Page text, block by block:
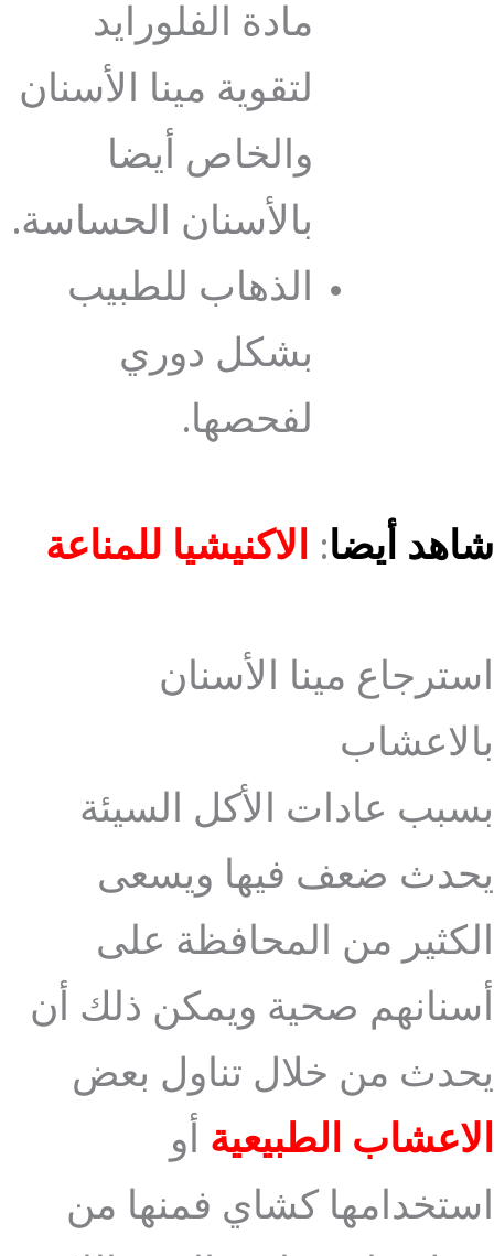
مادة الفلورايد
لتقوية مينا الأسنان
والخاص أيضا
بالأسنان الحساسة.
الذهاب للطبيب
بشكل دوري
لفحصها.
شاهد أيضا: الاكنيشيا للمناعة
استرجاع مينا الأسنان
بالاعشاب
بسبب عادات الأكل السيئة
يحدث ضعف فيها ويسعى
الكثير من المحافظة على
أسنانهم صحية ويمكن ذلك أن
يحدث من خلال تناول بعض
الاعشاب الطبيعية أو
استخدامها كشاي فمنها من